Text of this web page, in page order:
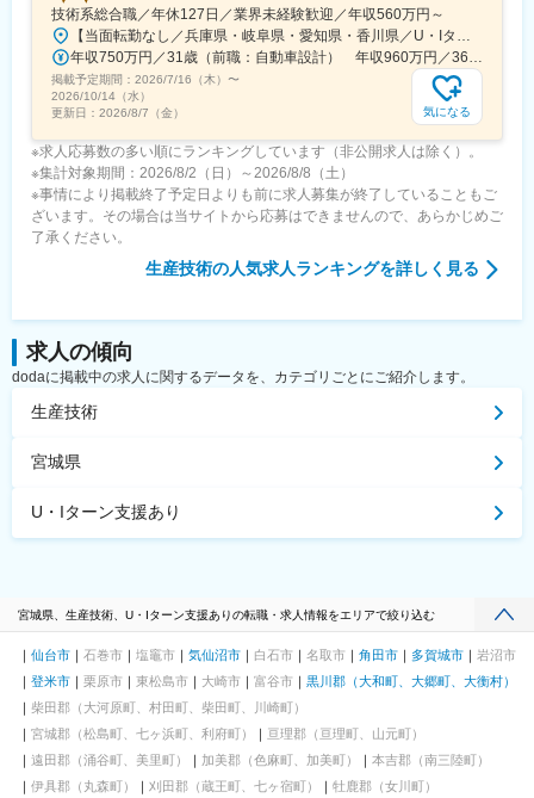
技術系総合職／年休127日／業界未経験歓迎／年収560万円～
掲載予定期間： 2026/7/16（木） 〜
2026/10/14（水）
更新日： 2026/8/7（金） 気になる
※求人応募数の多い順にランキングしています（非公開求人は除く）。
※集計対象期間：2026/8/2（日）～2026/8/8（土）
※事情により掲載終了予定日よりも前に求人募集が終了していることもご
ざいます。その場合は当サイトから応募はできませんので、あらかじめご
了承ください。
生産技術の人気求人ランキングを詳しく見る
求人の傾向
dodaに掲載中の求人に関するデータを、カテゴリごとにご紹介します。
生産技術
宮城県
U・Iターン支援あり
宮城県、生産技術、U・Iターン支援ありの転職・求人情報をエリアで絞り込む
仙台市 石巻市 塩竈市 気仙沼市 白石市 名取市 角田市 多賀城市
岩沼市
登米市
栗原市 東松島市 大崎市 富谷市
黒川郡（大和町、大郷町、大衡村）
柴田郡（大河原町、村田町、柴田町、川崎町）
宮城郡（松島町、七ヶ浜町、利府町）
亘理郡（亘理町、山元町）
遠田郡（涌谷町、美里町）
加美郡（色麻町、加美町）
本吉郡（南三陸町）
伊具郡（丸森町）
刈田郡（蔵王町、七ヶ宿町） 牡鹿郡（女川町）